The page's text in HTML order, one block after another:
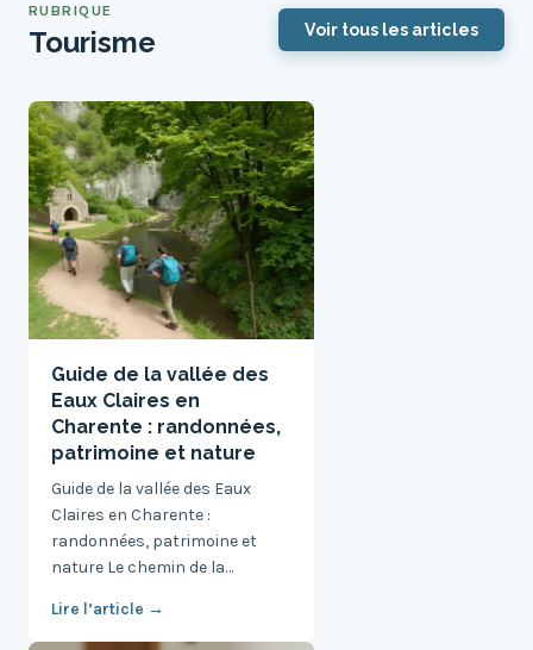
RUBRIQUE
Tourisme Voir tous les articles
Guide de la vallée des
Eaux Claires en
Charente : randonnées,
patrimoine et nature
Guide de la vallée des Eaux
Claires en Charente :
randonnées, patrimoine et
nature Le chemin de la…
Lire l’article →